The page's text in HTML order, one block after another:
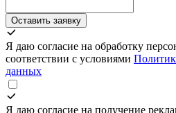
Оставить заявку
Я даю согласие на обработку
соответствии с условиями
данных
Я даю согласие на получение